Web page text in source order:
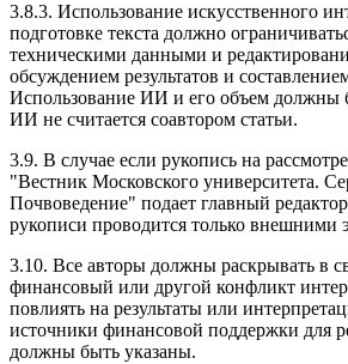
3.8.3. Использование искусственного
подготовке текста должно
техническими данными и
обсуждением результатов и
Использование ИИ и его объем должны
ИИ не считается соавтором статьи.
3.9. В случае если рукопись на
"Вестник Московского университета.
Почвоведение" подает главный
рукописи проводится только внешними
3.10. Все авторы должны раскрывать в
финансовый или другой конфликт
повлиять на результаты или
источники финансовой поддержки для
должны быть указаны.